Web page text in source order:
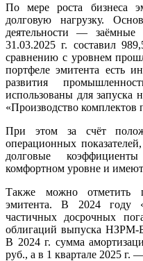
По мере роста бизнеса
долговую нагрузку.
деятельности —
31.03.2025 г. составил
сравнению с уровнем
портфеле эмитента есть
развития
использованы для запуска
«Производство
При этом за счёт
операционных
долговые
комфортном уровне и имеют
Также можно отметить
эмитента. В 2024 году
частичных досрочных
облигаций выпуска НЗРМ-
В 2024 г. сумма
руб., а в 1 квартале 2025 г.